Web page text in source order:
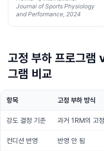
Journal of Sports Physiology
and Performance, 2024
고정 부하 프로그램
그램 비교
항목 고정 부하 방식
강도 결정 기준 과거 1RM의 고
컨디션 반영 반영 안 됨